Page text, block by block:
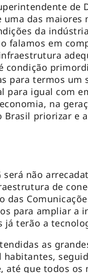
uma das maiores
da
falamos em
condição
para termos um
para igual com
na
Brasil priorizar e
será não
de
das
para ampliar a
já terão a
as
habitantes,
até que todos